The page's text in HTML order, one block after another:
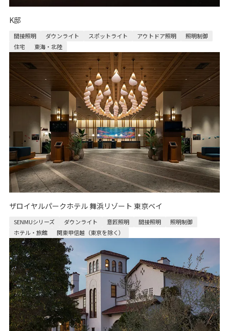
K邸
間接照明 ダウンライト スポットライト アウトドア照明
照明制御
住宅
東海・北陸
ザロイヤルパークホテル 舞浜リゾート 東京ベイ
SENMUシリーズ ダウンライト 意匠照明 間接照明
照明制御
ホテル・旅館
関東甲信越（東京を除く）